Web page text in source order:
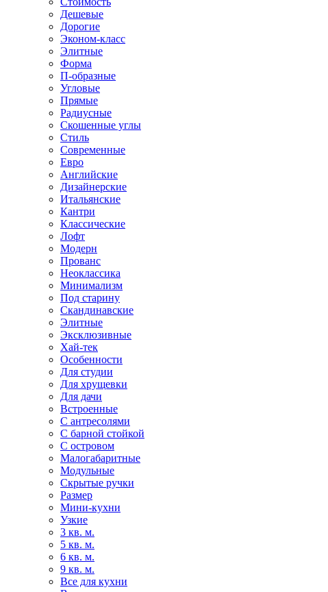
Дешевые
Дорогие
Эконом-класс
Элитные
Форма
П-образные
Угловые
Прямые
Радиусные
Скошенные углы
Стиль
Современные
Евро
Английские
Дизайнерские
Итальянские
Кантри
Классические
Лофт
Модерн
Прованс
Неоклассика
Минимализм
Под старину
Скандинавские
Элитные
Эксклюзивные
Хай-тек
Особенности
Для студии
Для хрущевки
Для дачи
Встроенные
С антресолями
С барной стойкой
С островом
Малогабаритные
Модульные
Скрытые ручки
Размер
Мини-кухни
Узкие
3 кв. м.
5 кв. м.
6 кв. м.
9 кв. м.
Все для кухни